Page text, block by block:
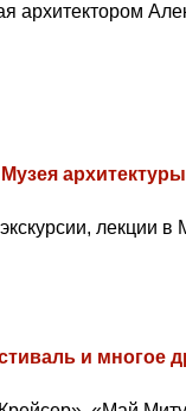
архитектором
архитектуры
лекции в
и многое